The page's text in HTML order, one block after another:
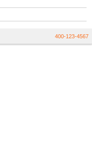
400-123-4567